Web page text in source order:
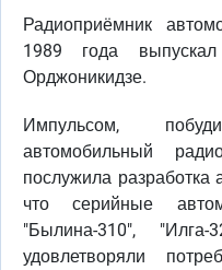
Радиоприёмник
1989 года выпускал
Орджоникидзе.
Импульсом,
автомобильный
послужила
что серийные
"Былина-310",
удовлетворяли